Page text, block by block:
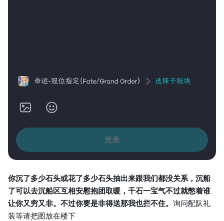
你沉了多少石头或花了多少石头抽出来跟我们都没关系，沉船
了可以去沉船区互相安慰抱团取暖，千石一宝气不过就憋着谁
让你又穷又非。不过你要是非得送那我也拦不住。 询问配队礼
装等请把图放在楼下